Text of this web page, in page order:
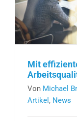
Mit
Von Michael
Artikel , News